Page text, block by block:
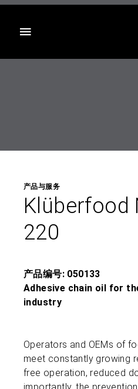
产品与服务
Klüberfood
220
产品编号: 050133
Adhesive chain oil for
industry
Operators and OEMs of
meet constantly growing
free operation, reduced